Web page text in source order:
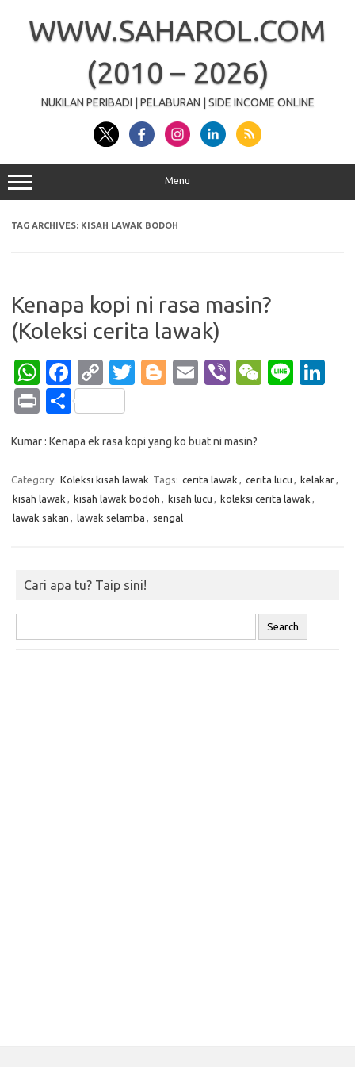
contentWWW.SAHAROL.COM
(2010 – 2026)
NUKILAN PERIBADI | PELABURAN | SIDE INCOME ONLINE
Menu
TAG ARCHIVES: KISAH LAWAK BODOH
Kenapa kopi ni rasa masin?
(Koleksi cerita lawak)
W
h
at
s
A
p
p
Fa
c
e
b
o
o
k
C
o
p
y
Li
n
k
T
te
r
Bl
g
er
E
Vi
W
at
Li
dI
Pr
t
S
ar
e
Kumar : Kenapa ek rasa kopi yang ko buat ni masin?
Category: Koleksi kisah lawak Tags: cerita lawak , cerita lucu , kelakar,
kisah lawak , kisah lawak bodoh , kisah lucu , koleksi cerita lawak ,
lawak sakan , lawak selamba , sengal
Cari apa tu? Taip sini!